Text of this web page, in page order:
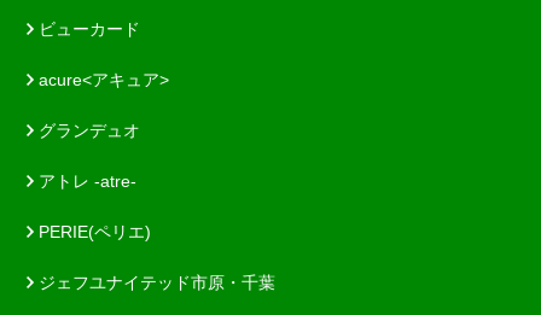
ビューカード
acure<アキュア>
グランデュオ
アトレ -atre-
PERIE(ペリエ)
ジェフユナイテッド市原・千葉